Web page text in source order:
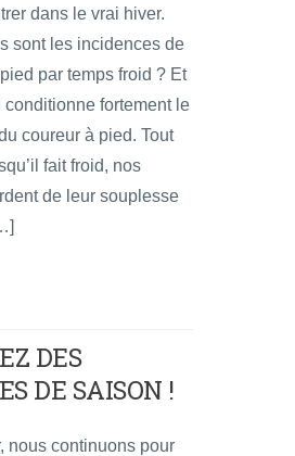
dans le vrai hiver.
sont les incidences de
par temps froid ? Et
conditionne fortement le
coureur à pied. Tout
fait froid, nos
de leur souplesse
DES
DE SAISON !
nous continuons pour